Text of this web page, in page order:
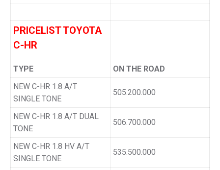
PRICELIST TOYOTA
C-HR
TYPE
ON THE ROAD
NEW C-HR 1.8 A/T
SINGLE TONE
505.200.000
NEW C-HR 1.8 A/T DUAL
TONE
506.700.000
NEW C-HR 1.8 HV A/T
SINGLE TONE
535.500.000